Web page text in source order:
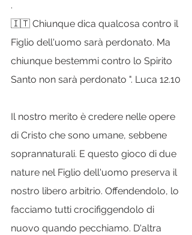
.
🇮🇹 Chiunque dica qualcosa contro il
Figlio dell'uomo sarà perdonato. Ma
chiunque bestemmi contro lo Spirito
Santo non sarà perdonato ". Luca 12.10
Il nostro merito è credere nelle opere
di Cristo che sono umane, sebbene
soprannaturali. E questo gioco di due
nature nel Figlio dell'uomo preserva il
nostro libero arbitrio. Offendendolo, lo
facciamo tutti crocifiggendolo di
nuovo quando pecchiamo. D'altra